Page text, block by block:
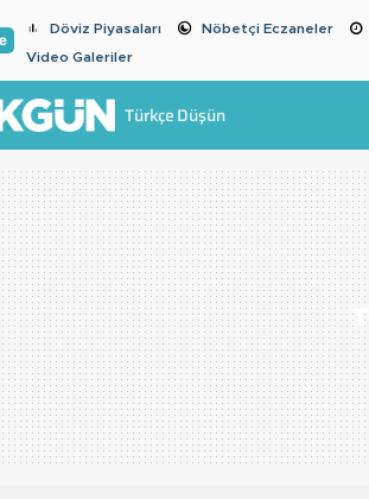
Döviz Piyasaları Nöbetçi Eczaneler
Video Galeriler
Türkçe Düşün